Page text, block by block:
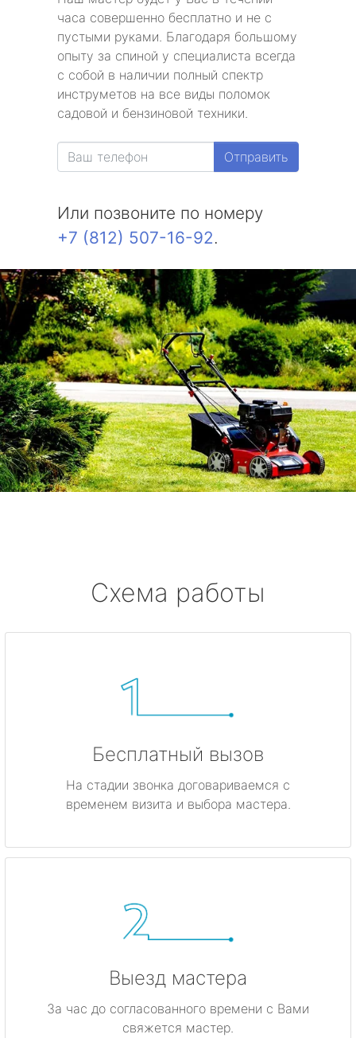
часа совершенно бесплатно и не с
пустыми руками. Благодаря большому
опыту за спиной у специалиста всегда
с собой в наличии полный спектр
инструметов на все виды поломок
садовой и бензиновой техники.
Отправить
Или позвоните по номеру
+7 (812) 507-16-92.
Схема работы
Бесплатный вызов
На стадии звонка договариваемся с
временем визита и выбора мастера.
Выезд мастера
За час до согласованного времени с Вами
свяжется мастер.